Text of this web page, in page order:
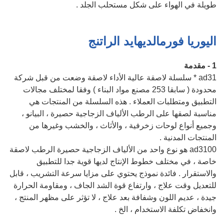
طويلة في الهواء على شكل مستحلب الجلد .
اليوريا فورمالديهايد الراتنج
1 - مقدمة
ad31 * سلسلة لاصقة عالية الأداء لاصقة وضعت من قبل شركة
محدودة ( سابقا 253 مصنع مواد البناء ) وفقا لمختلف مجالات
التطبيق ومتطلبات العملاء . هذه السلسلة من المنتجات هي
مناسبة لصقها على الرطب الألياف الزجاجية حصيرة ، البيانو ،
وجميع أنواع لوحات زخرفية ، والأثاث ، والخشب وغيرها من
المنتجات المدنية .
ad3100 هو نوع واحد من الألياف الزجاجية حصيرة الرطب لاصقة
خاصة ، في مختلف خطوط الإنتاج لديها قوية جدا للتطبيق
والاستقرار . فائدة نموذج يحتوي على مزايا سرعة التشريب ، قابل
للتعديل وقت علاج ، وارتفاع قوة الشد الجاف ، ومقاومة الحرارة
جيدة ، عديم اللون وشفافة بعد علاج ، لا تؤثر على مظهر المنتج ،
وانخفاض تكلفة الاستخدام ، الخ .